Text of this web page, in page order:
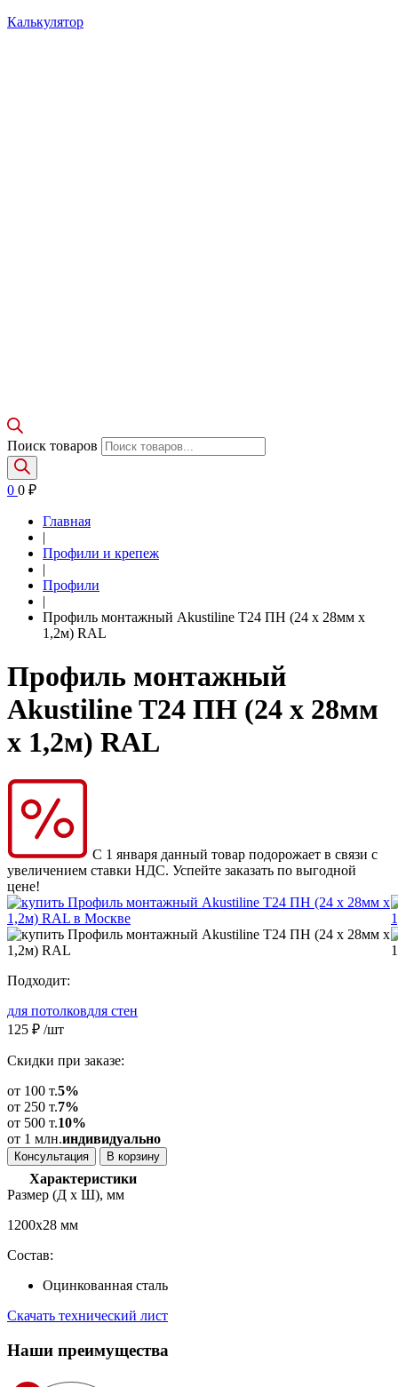
Калькулятор
Поиск товаров
0 0 ₽
Главная
|
Профили и крепеж
|
Профили
|
Профиль монтажный Akustiline T24 ПН (24 х 28мм х
1,2м) RAL
Профиль монтажный
Akustiline T24 ПН (24 х 28мм
х 1,2м) RAL
С 1 января данный товар подорожает в связи с
увеличением ставки НДС. Успейте заказать по выгодной
цене!
Подходит:
для потолковдля стен
125 ₽ /шт
Скидки при заказе:
от 100 т.5%
от 250 т.7%
от 500 т.10%
от 1 млн.индивидуально
Консультация В корзину
Характеристики
Размер (Д х Ш), мм
1200х28 мм
Состав:
Оцинкованная сталь
Скачать технический лист
Наши преимущества